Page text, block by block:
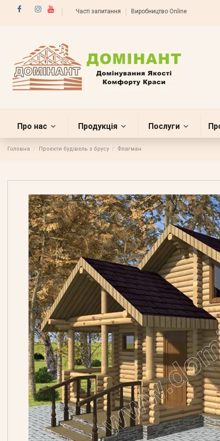
Часті запитання Виробництво Online
Про нас Продукція Послуги
Головна Проекти будівель з брусу Флагман